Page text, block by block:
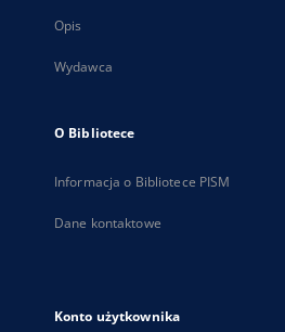
Opis
Wydawca
O Bibliotece
Informacja o Bibliotece PISM
Dane kontaktowe
Konto użytkownika